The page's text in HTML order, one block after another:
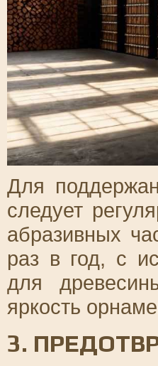
Для
следует
абразивных
раз в год, с
для
яркость
3.